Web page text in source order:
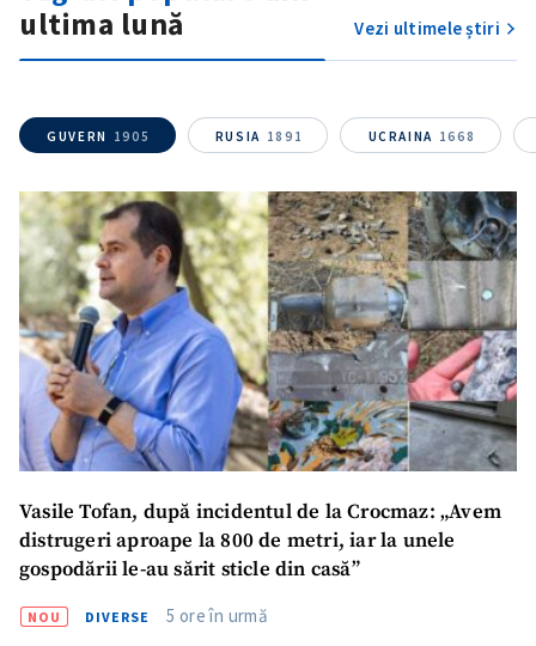
SUSȚINE
ultima lună
Vezi ultimele știri
GUVERN 1905 RUSIA 1891 UCRAINA 1668
Vasile Tofan, după incidentul de la Crocmaz: „Avem
distrugeri aproape la 800 de metri, iar la unele
gospodării le-au sărit sticle din casă”
NOU DIVERSE 5 ore în urmă